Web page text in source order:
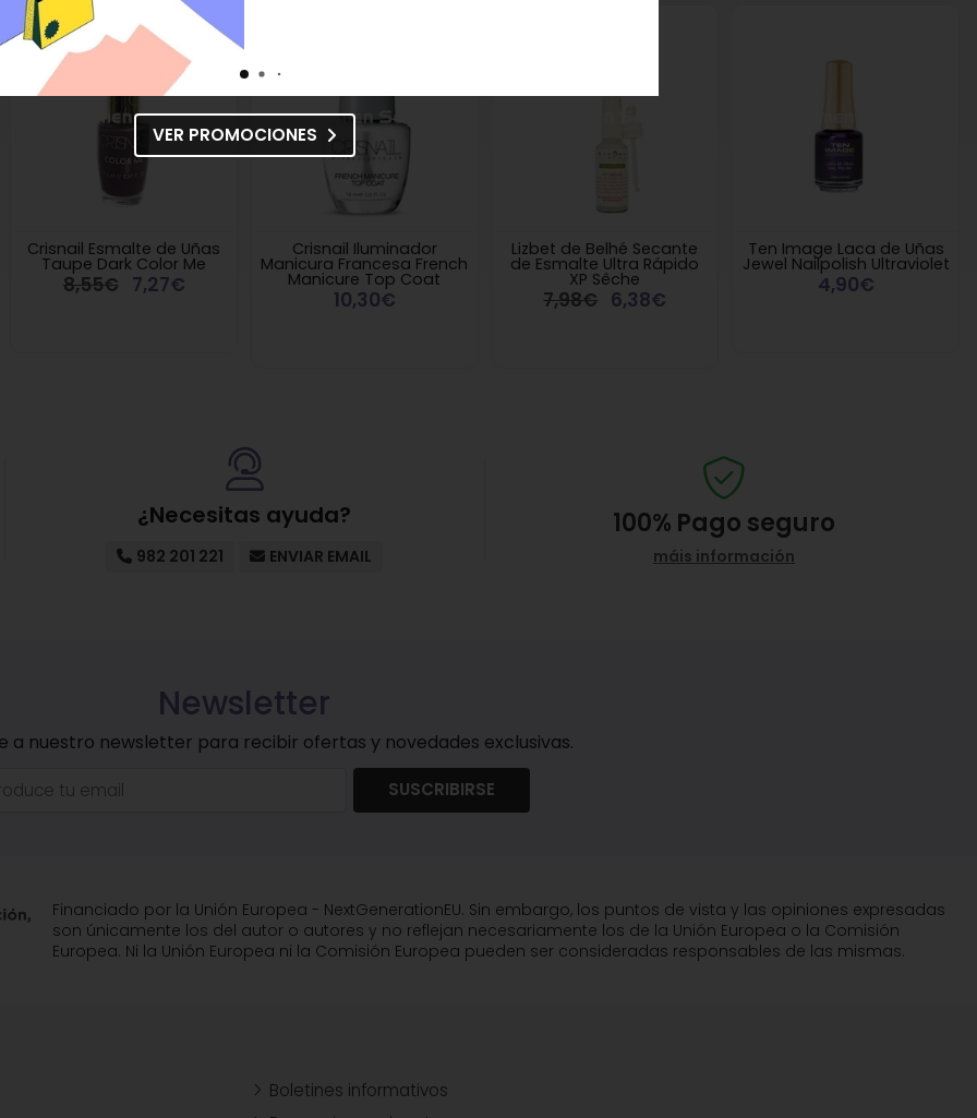
Crisnail Esmalte de Uñas
Taupe Dark Color Me
8,55€ 7,27€
Crisnail Iluminador
Manicura Francesa French
Manicure Top Coat
10,30€
Lizbet de Belhé Secante
de Esmalte Ultra Rápido
XP Sêche
7,98€ 6,38€
Ten Image Laca de Uñas
Jewel Nailpolish Ultraviolet
4,90€
¿Necesitas ayuda?
982 201 221 ENVIAR EMAIL
100% Pago seguro
máis información
Newsletter
a nuestro newsletter para recibir ofertas y novedades exclusivas.
SUSCRIBIRSE
Financiado por la Unión Europea - NextGenerationEU. Sin embargo, los puntos de vista y las opiniones expresadas
son únicamente los del autor o autores y no reflejan necesariamente los de la Unión Europea o la Comisión
Europea. Ni la Unión Europea ni la Comisión Europea pueden ser consideradas responsables de las mismas.
Boletines informativos
VER PROMOCIONES